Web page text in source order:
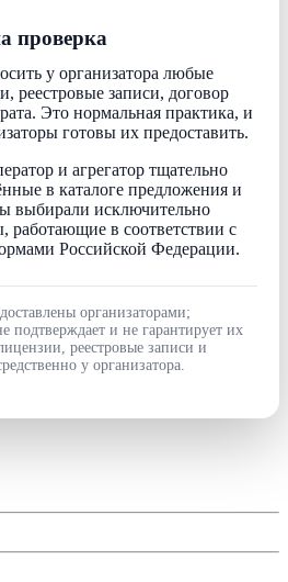
проверка
у организатора любые
реестровые записи, договор
Это нормальная практика, и
готовы их предоставить.
и агрегатор тщательно
в каталоге предложения и
выбирали исключительно
работающие в соответствии с
Российской Федерации.
организаторами;
подтверждает и не гарантирует их
реестровые записи и
у организатора.